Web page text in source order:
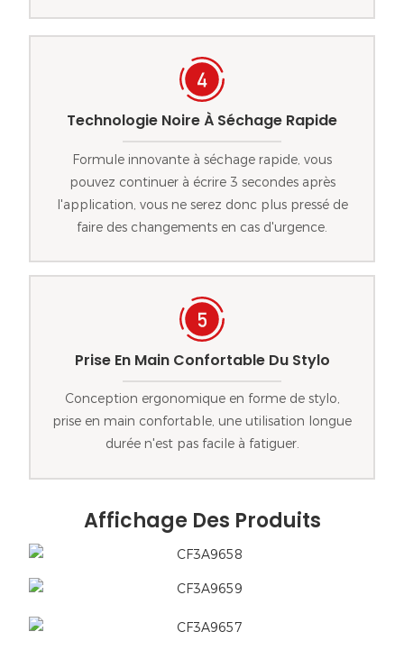
Technologie Noire À Séchage Rapide
Formule innovante à séchage rapide, vous
pouvez continuer à écrire 3 secondes après
l'application, vous ne serez donc plus pressé de
faire des changements en cas d'urgence.
Prise En Main Confortable Du Stylo
Conception ergonomique en forme de stylo,
prise en main confortable, une utilisation longue
durée n'est pas facile à fatiguer.
Affichage Des Produits